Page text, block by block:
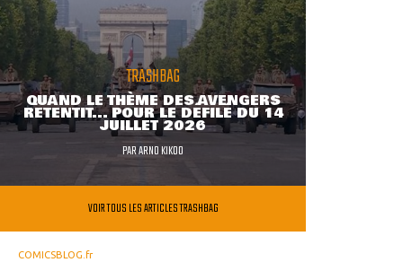
TRASHBAG
QUAND LE THÈME DES AVENGERS
RETENTIT... POUR LE DÉFILÉ DU 14
JUILLET 2026
PARARNO KIKOO
VOIR TOUS LES ARTICLES TRASHBAG
COMICSBLOG.fr